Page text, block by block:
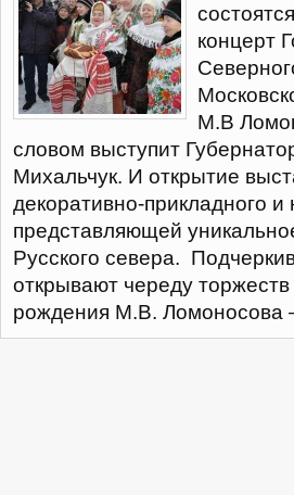
концерт
М.В
словом выступит
Михальчук. И открытие
декоративно-прикладного
представляющей
Русского севера.
открывают череду
рождения М.В. Ломоносова